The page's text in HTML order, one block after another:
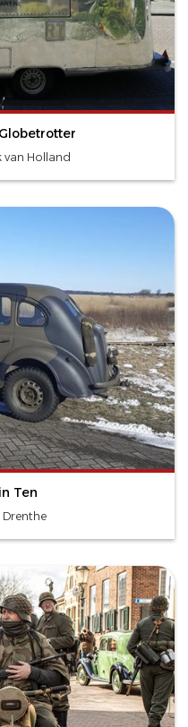
van Holland
Ten